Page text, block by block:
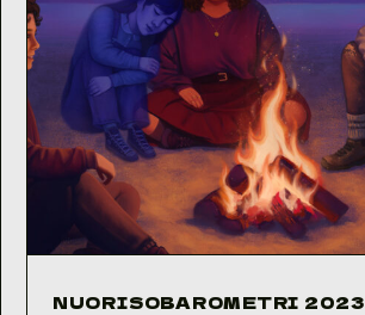
NUORISOBAROMETRI 2023